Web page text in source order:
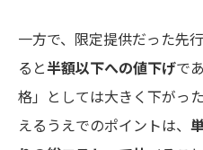
一方で、限定提供だった先
ると半額以下への値下げで
格」としては大きく下がっ
えるうえでのポイントは、